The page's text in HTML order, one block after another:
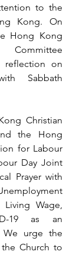
to the
Kong. On
Hong Kong
reflection on
Sabbath
Christian
the Hong
for Labour
Day Joint
Prayer with
Wage,
19 as an
We urge the
Church to